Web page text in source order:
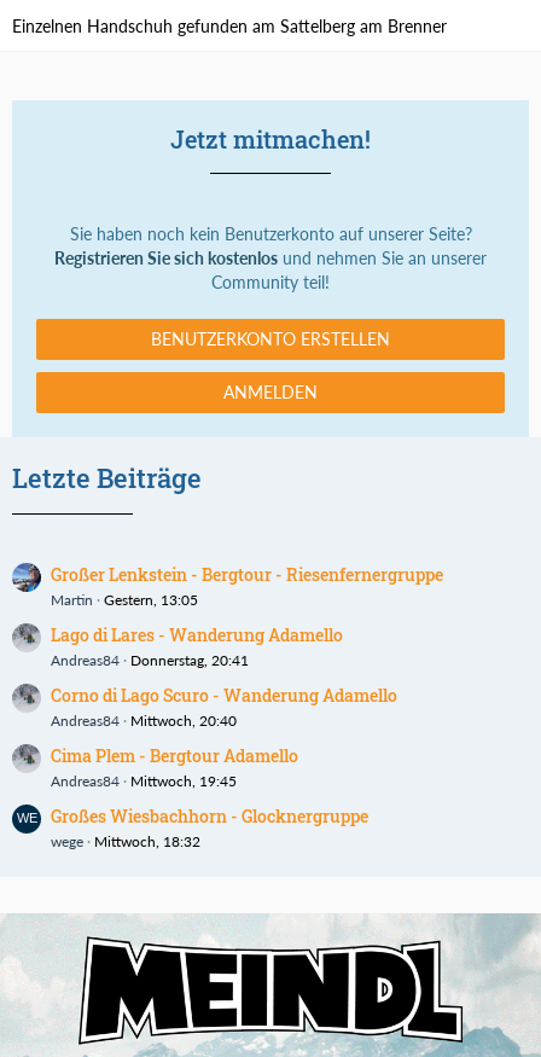
Einzelnen Handschuh gefunden am Sattelberg am Brenner
Jetzt mitmachen!
Sie haben noch kein Benutzerkonto auf unserer Seite?
Registrieren Sie sich kostenlos und nehmen Sie an unserer
Community teil!
BENUTZERKONTO ERSTELLEN
ANMELDEN
Letzte Beiträge
Großer Lenkstein - Bergtour - Riesenfernergruppe
Martin Gestern, 13:05
Lago di Lares - Wanderung Adamello
Andreas84 Donnerstag, 20:41
Corno di Lago Scuro - Wanderung Adamello
Andreas84 Mittwoch, 20:40
Cima Plem - Bergtour Adamello
Andreas84 Mittwoch, 19:45
Großes Wiesbachhorn - Glocknergruppe
wege Mittwoch, 18:32